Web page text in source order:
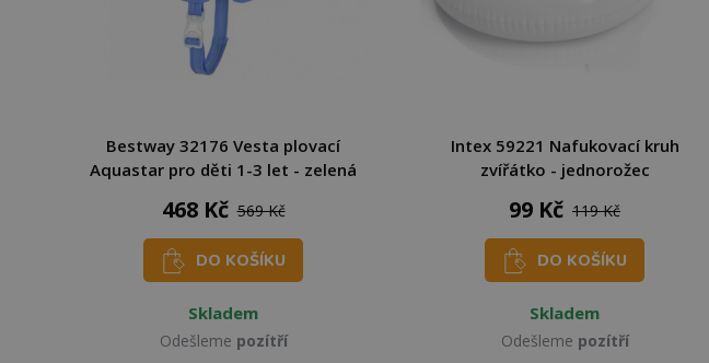
Bestway 32176 Vesta plovací
Aquastar pro děti 1-3 let - zelená
468 Kč 569 Kč
DO KOŠÍKU
Skladem
Odešleme pozítří
Intex 59221 Nafukovací kruh
zvířátko - jednorožec
99 Kč 119 Kč
DO KOŠÍKU
Skladem
Odešleme pozítří